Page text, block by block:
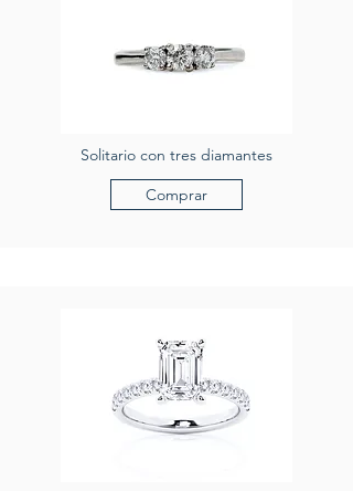
Solitario con tres diamantes
Comprar